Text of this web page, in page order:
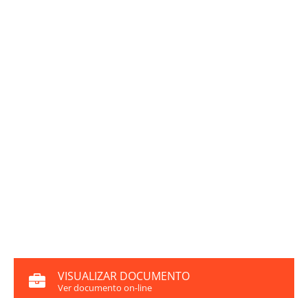
VISUALIZAR DOCUMENTO
Ver documento on-line